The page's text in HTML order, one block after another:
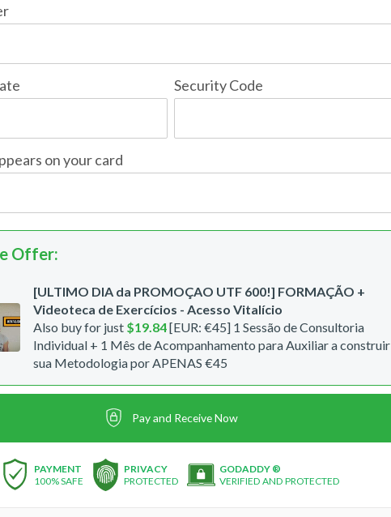
Security Code
on your card
Offer:
[ULTIMO DIA da PROMOÇAO UTF 600!] FORMAÇÃO +
Videoteca de Exercícios - Acesso Vitalício
Also buy for just $19.84[EUR: €45] 1 Sessão de Consultoria
Individual + 1 Mês de Acompanhamento para Auxiliar a construir
sua Metodologia por APENAS €45
Pay and Receive Now
PAYMENT
100% SAFE
PRIVACY
PROTECTED
GODADDY ®
VERIFIED AND PROTECTED